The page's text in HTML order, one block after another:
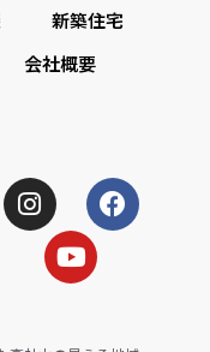
新築住宅
会社概要